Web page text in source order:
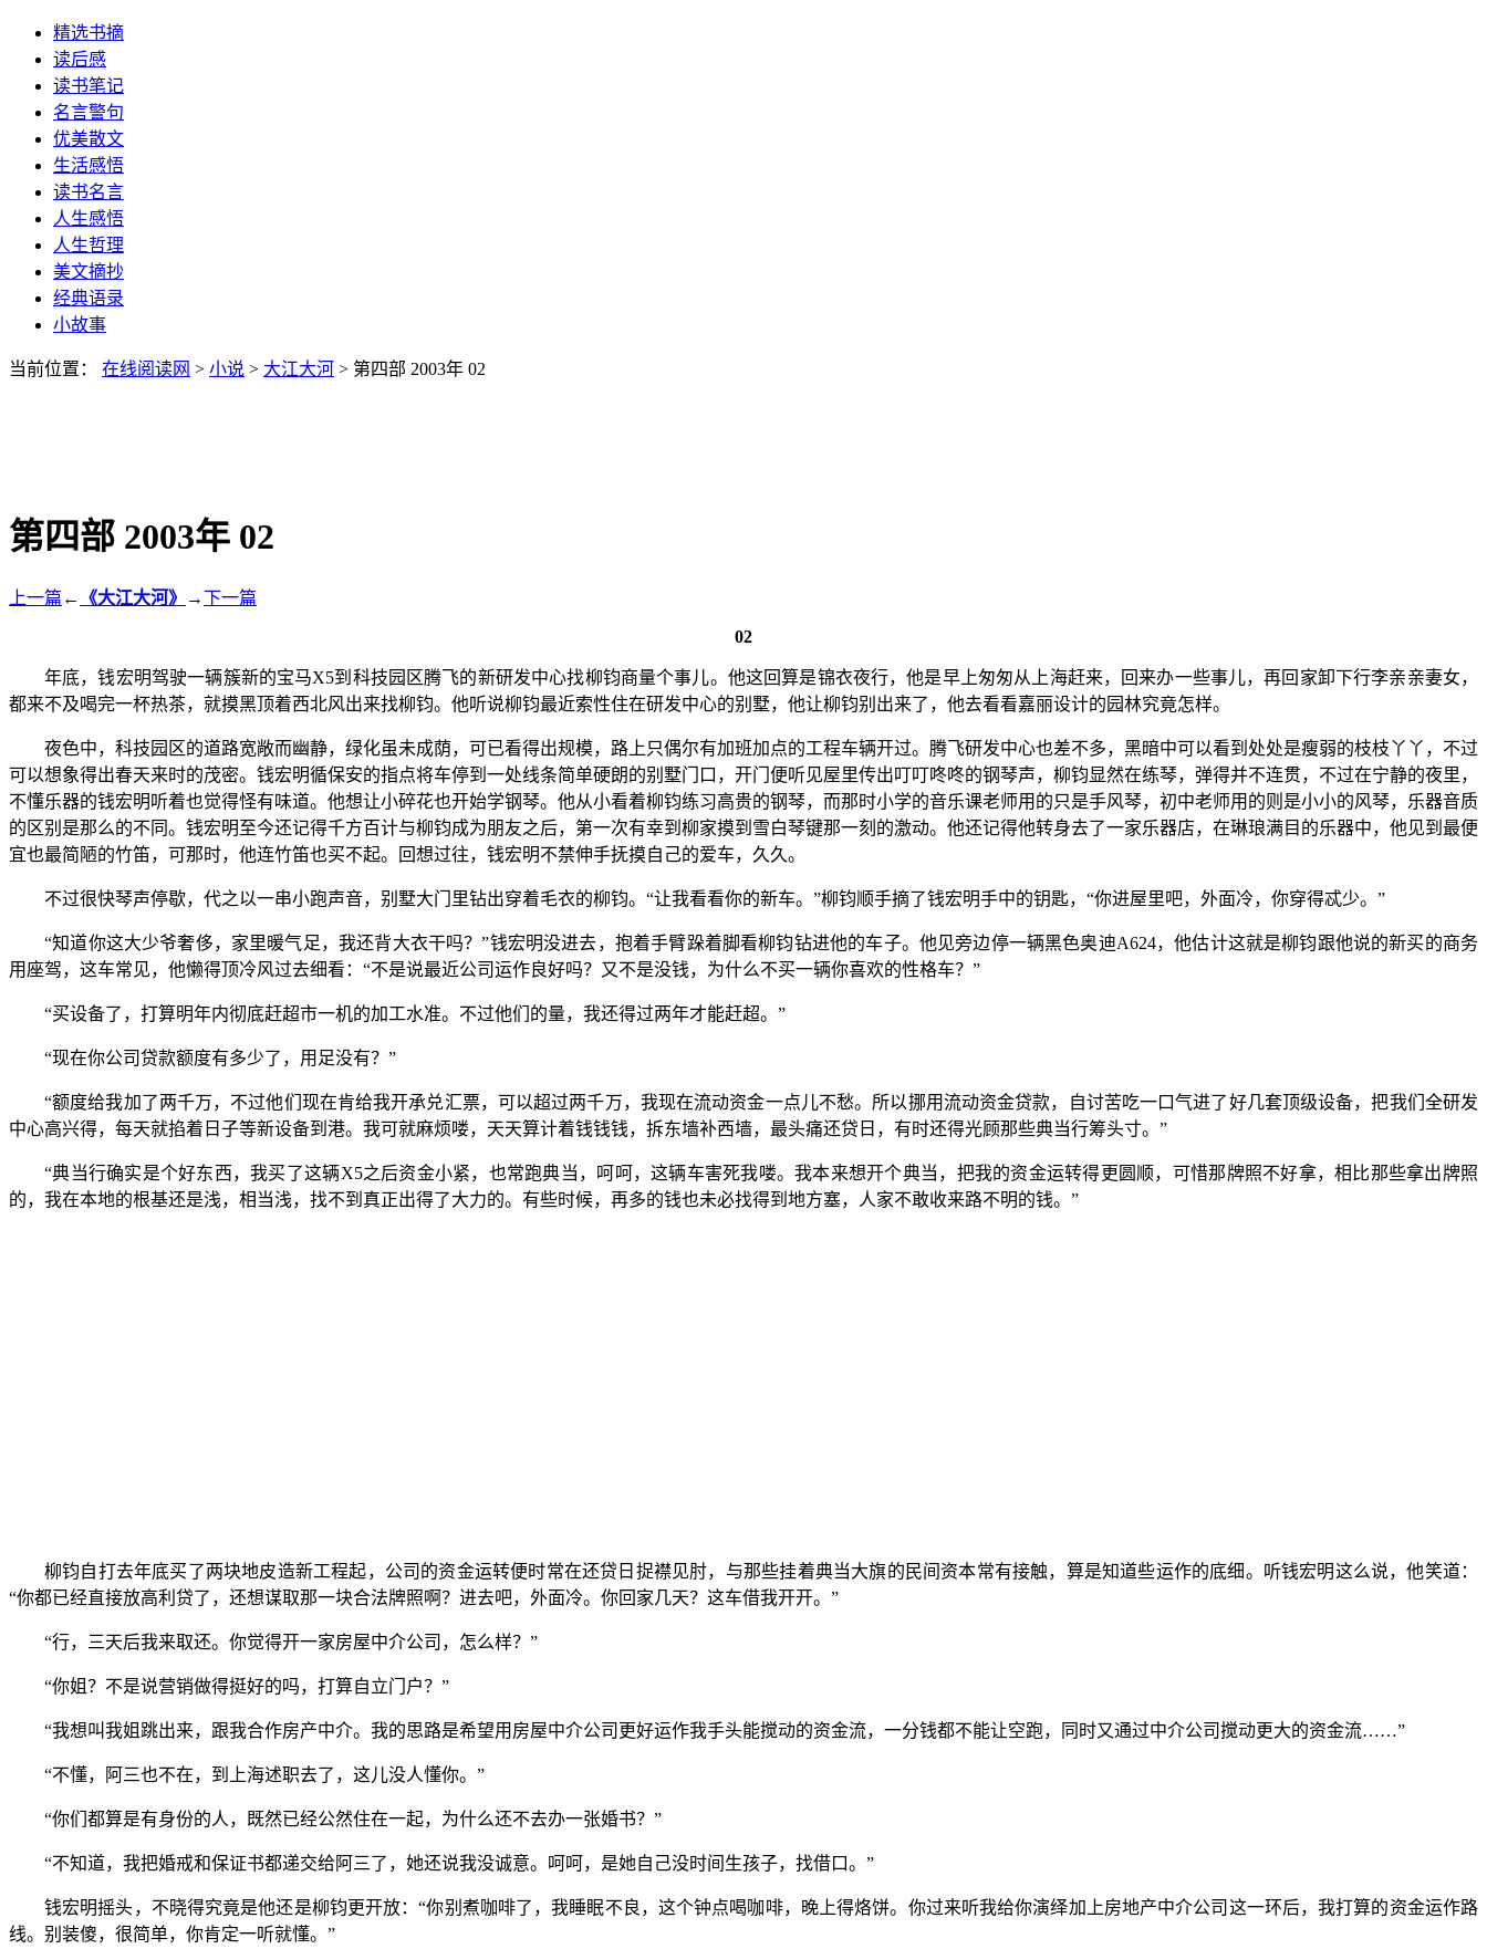
精选书摘
读后感
读书笔记
名言警句
优美散文
生活感悟
读书名言
人生感悟
人生哲理
美文摘抄
经典语录
小故事
当前位置： 在线阅读网 > 小说 > 大江大河 > 第四部 2003年 02
第四部 2003年 02
上一篇 ← 《大江大河》 →下一篇
02
年底，钱宏明驾驶一辆簇新的宝马X5到科技园区腾飞的新研发中心找柳钧商量个事儿。他这回算是锦衣夜行，他是早上匆匆从上海赶来，回来办一些事儿，再回家卸下行李亲亲妻女，
都来不及喝完一杯热茶，就摸黑顶着西北风出来找柳钧。他听说柳钧最近索性住在研发中心的别墅，他让柳钧别出来了，他去看看嘉丽设计的园林究竟怎样。
夜色中，科技园区的道路宽敞而幽静，绿化虽未成荫，可已看得出规模，路上只偶尔有加班加点的工程车辆开过。腾飞研发中心也差不多，黑暗中可以看到处处是瘦弱的枝枝丫丫，不过
可以想象得出春天来时的茂密。钱宏明循保安的指点将车停到一处线条简单硬朗的别墅门口，开门便听见屋里传出叮叮咚咚的钢琴声，柳钧显然在练琴，弹得并不连贯，不过在宁静的夜里，
不懂乐器的钱宏明听着也觉得怪有味道。他想让小碎花也开始学钢琴。他从小看着柳钧练习高贵的钢琴，而那时小学的音乐课老师用的只是手风琴，初中老师用的则是小小的风琴，乐器音质
的区别是那么的不同。钱宏明至今还记得千方百计与柳钧成为朋友之后，第一次有幸到柳家摸到雪白琴键那一刻的激动。他还记得他转身去了一家乐器店，在琳琅满目的乐器中，他见到最便
宜也最简陋的竹笛，可那时，他连竹笛也买不起。回想过往，钱宏明不禁伸手抚摸自己的爱车，久久。
不过很快琴声停歇，代之以一串小跑声音，别墅大门里钻出穿着毛衣的柳钧。“让我看看你的新车。”柳钧顺手摘了钱宏明手中的钥匙，“你进屋里吧，外面冷，你穿得忒少。”
“知道你这大少爷奢侈，家里暖气足，我还背大衣干吗？”钱宏明没进去，抱着手臂跺着脚看柳钧钻进他的车子。他见旁边停一辆黑色奥迪A624，他估计这就是柳钧跟他说的新买的商务
用座驾，这车常见，他懒得顶冷风过去细看：“不是说最近公司运作良好吗？又不是没钱，为什么不买一辆你喜欢的性格车？”
“买设备了，打算明年内彻底赶超市一机的加工水准。不过他们的量，我还得过两年才能赶超。”
“现在你公司贷款额度有多少了，用足没有？”
“额度给我加了两千万，不过他们现在肯给我开承兑汇票，可以超过两千万，我现在流动资金一点儿不愁。所以挪用流动资金贷款，自讨苦吃一口气进了好几套顶级设备，把我们全研发
中心高兴得，每天就掐着日子等新设备到港。我可就麻烦喽，天天算计着钱钱钱，拆东墙补西墙，最头痛还贷日，有时还得光顾那些典当行筹头寸。”
“典当行确实是个好东西，我买了这辆X5之后资金小紧，也常跑典当，呵呵，这辆车害死我喽。我本来想开个典当，把我的资金运转得更圆顺，可惜那牌照不好拿，相比那些拿出牌照
的，我在本地的根基还是浅，相当浅，找不到真正出得了大力的。有些时候，再多的钱也未必找得到地方塞，人家不敢收来路不明的钱。”
柳钧自打去年底买了两块地皮造新工程起，公司的资金运转便时常在还贷日捉襟见肘，与那些挂着典当大旗的民间资本常有接触，算是知道些运作的底细。听钱宏明这么说，他笑道：
“你都已经直接放高利贷了，还想谋取那一块合法牌照啊？进去吧，外面冷。你回家几天？这车借我开开。”
“行，三天后我来取还。你觉得开一家房屋中介公司，怎么样？”
“你姐？不是说营销做得挺好的吗，打算自立门户？”
“我想叫我姐跳出来，跟我合作房产中介。我的思路是希望用房屋中介公司更好运作我手头能搅动的资金流，一分钱都不能让空跑，同时又通过中介公司搅动更大的资金流……”
“不懂，阿三也不在，到上海述职去了，这儿没人懂你。”
“你们都算是有身份的人，既然已经公然住在一起，为什么还不去办一张婚书？”
“不知道，我把婚戒和保证书都递交给阿三了，她还说我没诚意。呵呵，是她自己没时间生孩子，找借口。”
钱宏明摇头，不晓得究竟是他还是柳钧更开放：“你别煮咖啡了，我睡眠不良，这个钟点喝咖啡，晚上得烙饼。你过来听我给你演绎加上房地产中介公司这一环后，我打算的资金运作路
线。别装傻，很简单，你肯定一听就懂。”